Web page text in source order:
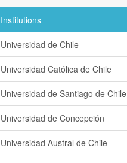
Institutions
Universidad de Chile
Universidad Católica de Chile
Universidad de Santiago de Chile
Universidad de Concepción
Universidad Austral de Chile